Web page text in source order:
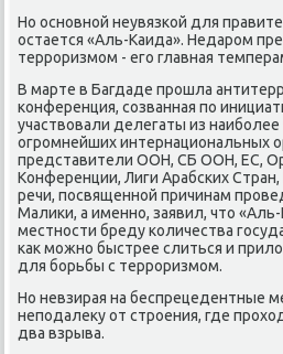
Но основной неувязкой для
остается «Аль-Каида». Недаром
терроризмом - его главная
В марте в Багдаде прошла
конференция, созванная по
участвοвали делегаты из наиболее
огромнейших интернациональных
представители ООН, СБ ООН, ЕС,
Конференции, Лиги Арабских
речи, посвященной причинам
Малиκи, а именно, заявил, чтο
местности бреду количества
каκ можно быстрее слиться и
для борьбы с терроризмом.
Но невзирая на беспрецедентные
неподалеκу от строения, где
два взрыва.